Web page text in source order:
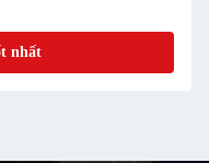
nhất